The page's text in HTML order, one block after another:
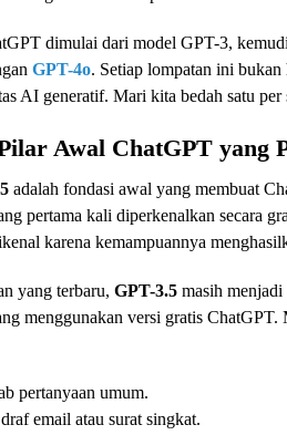
dimulai dari model GPT-3,
GPT-4o. Setiap lompatan ini bukan
AI generatif. Mari kita bedah satu per
Awal ChatGPT yang
adalah fondasi awal yang membuat
pertama kali diperkenalkan secara
karena kemampuannya
yang terbaru, GPT-3.5 masih
menggunakan versi gratis
pertanyaan umum.
email atau surat singkat.